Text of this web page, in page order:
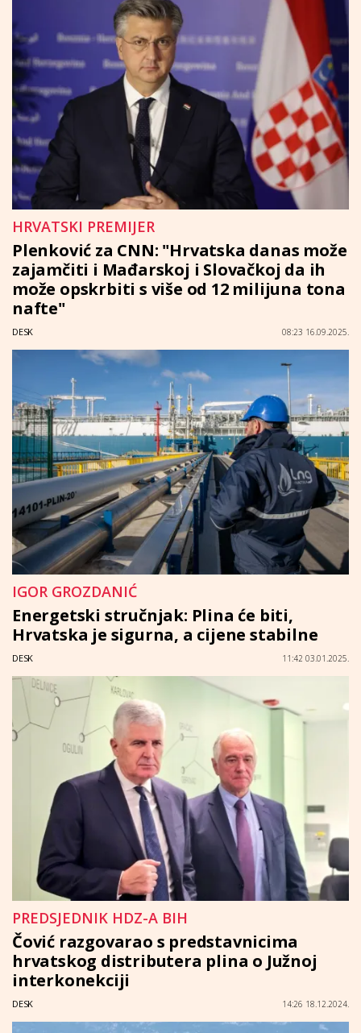
HRVATSKI PREMIJER
Plenković za CNN: "Hrvatska danas može
zajamčiti i Mađarskoj i Slovačkoj da ih
može opskrbiti s više od 12 milijuna tona
nafte"
DESK 08:23 16.09.2025.
IGOR GROZDANIĆ
Energetski stručnjak: Plina će biti,
Hrvatska je sigurna, a cijene stabilne
DESK 11:42 03.01.2025.
PREDSJEDNIK HDZ-A BIH
Čović razgovarao s predstavnicima
hrvatskog distributera plina o Južnoj
interkonekciji
DESK 14:26 18.12.2024.